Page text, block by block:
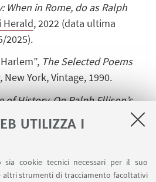
UTILIZZA I
cookie tecnici necessari per il suo
altri strumenti di tracciamento facoltativi
When in Rome, do as Ralph
Herald, 2022 (data ultima
2025).
The Selected Poems
, New York, Vintage, 1990.
of History. On Ralph Ellison’s
Review , 1999 (data ultima
2025).